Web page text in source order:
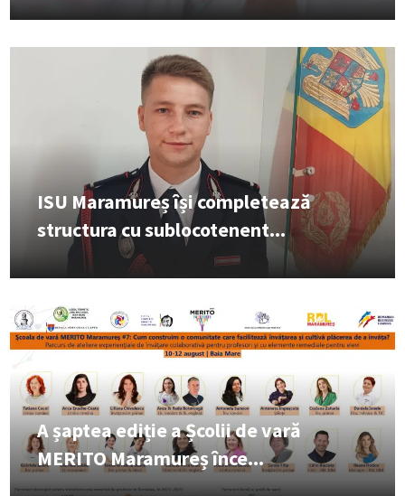
ISU Maramureș își completează
structura cu sublocotenent...
A șaptea ediție a Școlii de vară
MERITO Maramureș înce...